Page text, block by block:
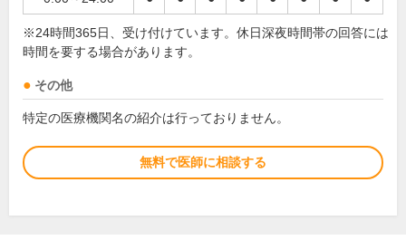
※24時間365日、受け付けています。休日深夜時間帯の回答には
時間を要する場合があります。
その他
特定の医療機関名の紹介は行っておりません。
無料で医師に相談する